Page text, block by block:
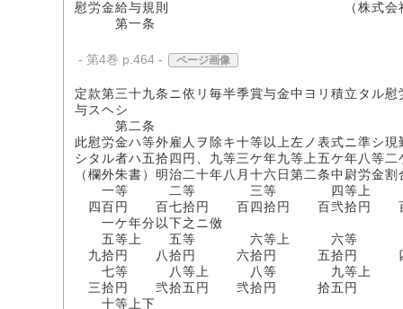
慰労金給与規則 （株式会社第一
第一条
- 第4巻 p.464 - ページ画像
定款第三十九条ニ依リ毎半季賞与金中ヨリ積立タル
与スヘシ
第二条
此慰労金ハ等外雇人ヲ除キ十等以上左ノ表式ニ準シ
シタル者ハ五拾四円、九等三ケ年九等上五ケ年八等
（欄外朱書）明治二十年八月十六日第二条中尉労金
一等 二等 三等 四等上
四百円 百七拾円 百四拾円 百弐拾円
一ケ年分以下之ニ傚
五等上 五等 六等上 六等
九拾円 八拾円 六拾円 五拾円 四
七等 八等上 八等 九等上
三拾円 弐拾五円 弐拾円 拾五円
十等上下